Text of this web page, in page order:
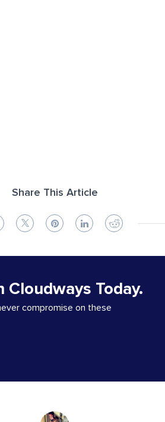
Share This Article
Today.
compromise on these